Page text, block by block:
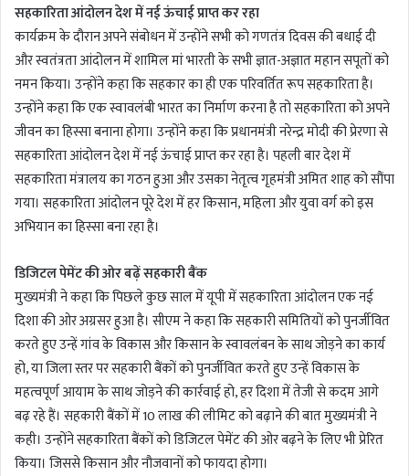
सहकारिता आंदोलन देश में नई ऊंचाई प्राप्त कर रहा
कार्यक्रम के दौरान अपने संबोधन में उन्होंने सभी को गणतंत्र दिवस की बधाई दी
और स्वतंत्रता आंदोलन में शामिल मां भारती के सभी ज्ञात-अज्ञात महान सपूतों को
नमन किया। उन्होंने कहा कि सहकार का ही एक परिवर्तित रूप सहकारिता है।
उन्होंने कहा कि एक स्वावलंबी भारत का निर्माण करना है तो सहकारिता को अपने
जीवन का हिस्सा बनाना होगा। उन्होंने कहा कि प्रधानमंत्री नरेन्द्र मोदी की प्रेरणा से
सहकारिता आंदोलन देश में नई ऊंचाई प्राप्त कर रहा है। पहली बार देश में
सहकारिता मंत्रालय का गठन हुआ और उसका नेतृत्व गृहमंत्री अमित शाह को सौंपा
गया। सहकारिता आंदोलन पूरे देश में हर किसान, महिला और युवा वर्ग को इस
अभियान का हिस्सा बना रहा है।
डिजिटल पेमेंट की ओर बढ़ें सहकारी बैंक
मुख्यमंत्री ने कहा कि पिछले कुछ साल में यूपी में सहकारिता आंदोलन एक नई
दिशा की ओर अग्रसर हुआ है। सीएम ने कहा कि सहकारी समितियों को पुनर्जीवित
करते हुए उन्हें गांव के विकास और किसान के स्वावलंबन के साथ जोड़ने का कार्य
हो, या जिला स्तर पर सहकारी बैंकों को पुनर्जीवित करते हुए उन्हें विकास के
महत्वपूर्ण आयाम के साथ जोड़ने की कार्रवाई हो, हर दिशा में तेजी से कदम आगे
बढ़ रहे हैं। सहकारी बैंकों में 10 लाख की लीमिट को बढ़ाने की बात मुख्यमंत्री ने
कही। उन्होंने सहकारिता बैंकों को डिजिटल पेमेंट की ओर बढ़ने के लिए भी प्रेरित
किया। जिससे किसान और नौजवानों को फायदा होगा।